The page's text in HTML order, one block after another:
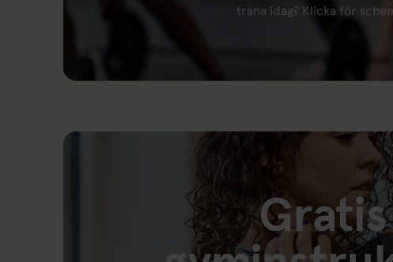
träna idag? Klicka för
Gratis